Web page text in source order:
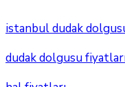
istanbul dudak
dudak dolgusu